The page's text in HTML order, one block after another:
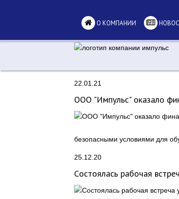
О КОМПАНИИ
22.01.21
ООО "Импульс" оказало
безопасными условиями для
25.12.20
Cостоялась рабочая